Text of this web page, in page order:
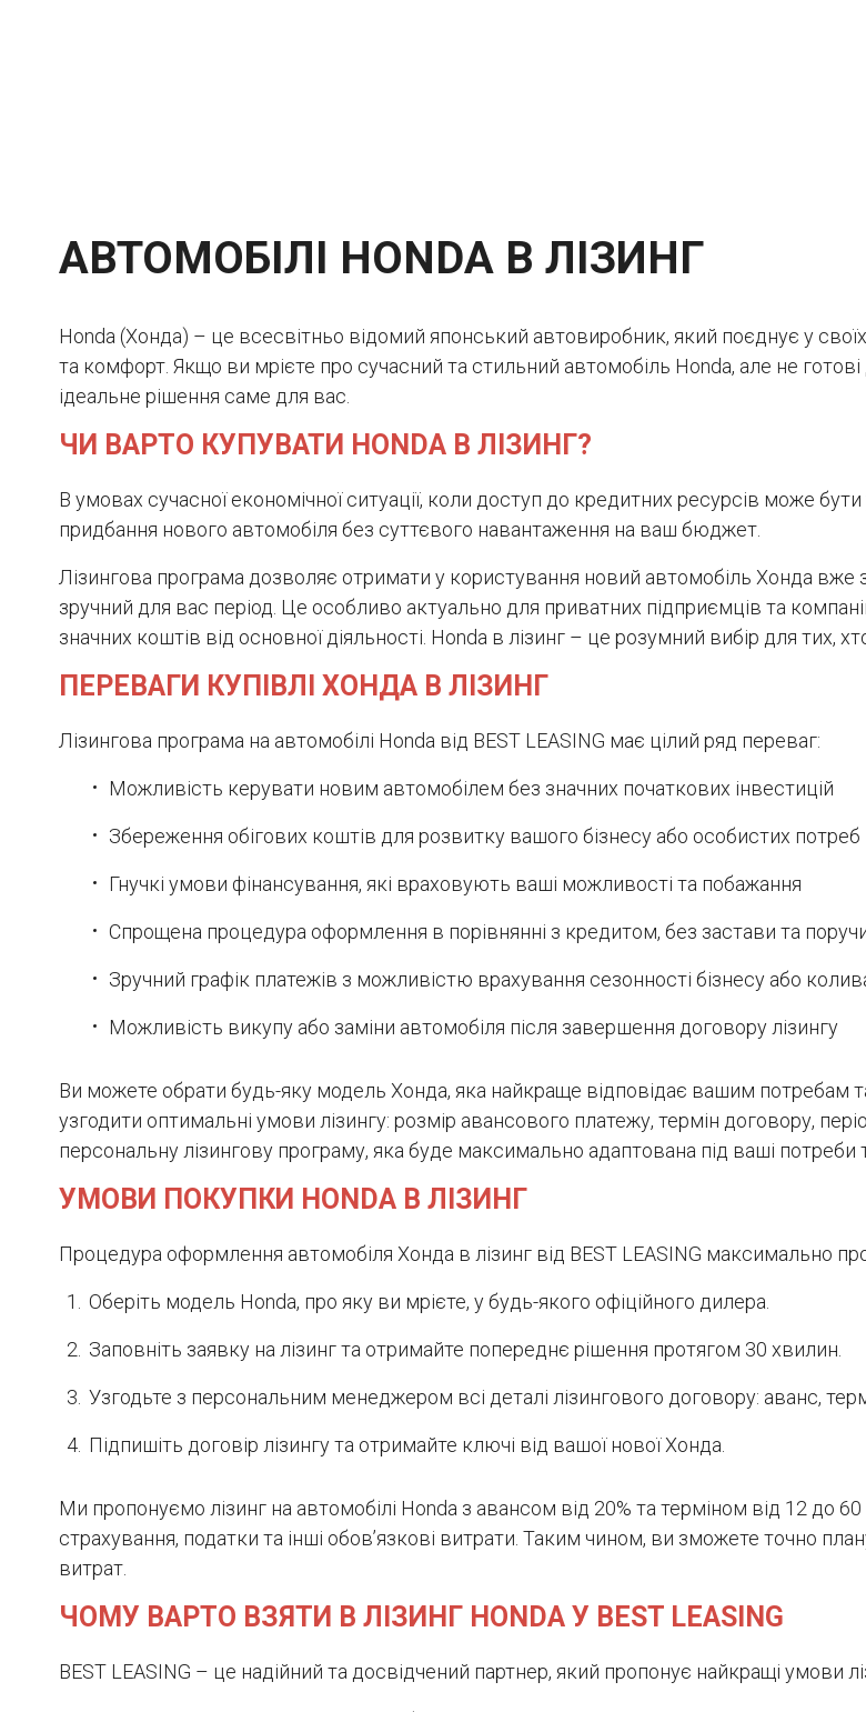
АВТОМОБІЛІ HONDA В ЛІЗИНГ
Honda (Хонда) – це всесвітньо відомий японський автовиробник, який поєднує у своїх
та комфорт. Якщо ви мрієте про сучасний та стильний автомобіль Honda, але не
ідеальне рішення саме для вас.
ЧИ ВАРТО КУПУВАТИ HONDA В ЛІЗИНГ?
В умовах сучасної економічної ситуації, коли доступ до кредитних ресурсів може
придбання нового автомобіля без суттєвого навантаження на ваш бюджет.
Лізингова програма дозволяє отримати у користування новий автомобіль Хонда вже
зручний для вас період. Це особливо актуально для приватних підприємців та
значних коштів від основної діяльності. Honda в лізинг – це розумний вибір для тих,
ПЕРЕВАГИ КУПІВЛІ ХОНДА В ЛІЗИНГ
Лізингова програма на автомобілі Honda від BEST LEASING має цілий ряд переваг:
Можливість керувати новим автомобілем без значних початкових інвестицій
Збереження обігових коштів для розвитку вашого бізнесу або особистих потреб
Гнучкі умови фінансування, які враховують ваші можливості та побажання
Спрощена процедура оформлення в порівнянні з кредитом, без застави та
Зручний графік платежів з можливістю врахування сезонності бізнесу або
Можливість викупу або заміни автомобіля після завершення договору лізингу
Ви можете обрати будь-яку модель Хонда, яка найкраще відповідає вашим потребам
узгодити оптимальні умови лізингу: розмір авансового платежу, термін договору,
персональну лізингову програму, яка буде максимально адаптована під ваші потреби
УМОВИ ПОКУПКИ HONDA В ЛІЗИНГ
Процедура оформлення автомобіля Хонда в лізинг від BEST LEASING максимально
Оберіть модель Honda, про яку ви мрієте, у будь-якого офіційного дилера.
Заповніть заявку на лізинг та отримайте попереднє рішення протягом 30 хвилин.
Узгодьте з персональним менеджером всі деталі лізингового договору: аванс,
Підпишіть договір лізингу та отримайте ключі від вашої нової Хонда.
Ми пропонуємо лізинг на автомобілі Honda з авансом від 20% та терміном від 12 до
страхування, податки та інші обов’язкові витрати. Таким чином, ви зможете точно
витрат.
ЧОМУ ВАРТО ВЗЯТИ В ЛІЗИНГ HONDA У BEST LEASING
BEST LEASING – це надійний та досвідчений партнер, який пропонує найкращі умови